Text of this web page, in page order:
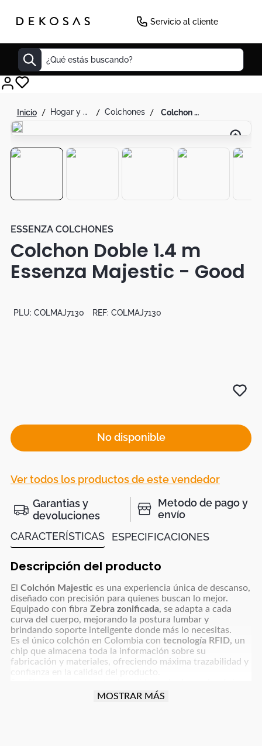
Servicio al cliente
¿Qué estás buscando?
hogar y decoración colchones colchon doble 1.4 m essenza majestic - good
ESSENZA COLCHONES
Colchon Doble 1.4 m
Essenza Majestic - Good
PLU: COLMAJ7130 REF: COLMAJ7130
No disponible
Ver todos los productos de este vendedor
Garantias y
devoluciones
Metodo de pago y
envío
CARACTERÍSTICAS
ESPECIFICACIONES
Descripción del producto
El Colchón Majestic es una experiencia única de descanso,
diseñado con precisión para quienes buscan lo mejor.
Equipado con fibra Zebra zonificada, se adapta a cada
curva del cuerpo, mejorando la postura lumbar y
brindando soporte inteligente donde más lo necesitas.
Es el único colchón en Colombia con tecnología RFID, un
chip que almacena toda la información sobre su
fabricación y materiales, ofreciendo máxima trazabilidad y
confianza en la calidad del producto.
laboratorios de sur america certificados por entidades
MOSTRAR MÁS
Decoracion
Cuadro
Sillas
Duvet
Botas